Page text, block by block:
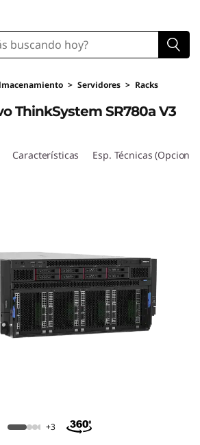
> Servidores > Racks
ThinkSystem SR780a V3
Características Esp. Técnicas
+3